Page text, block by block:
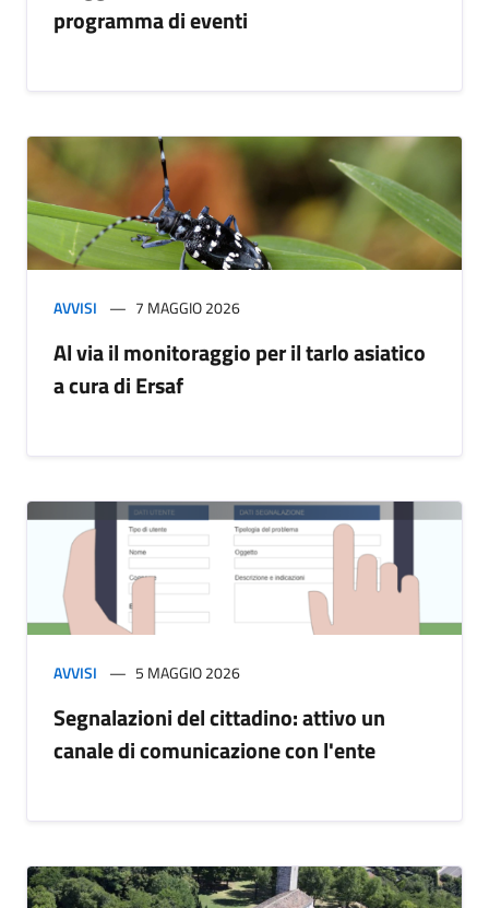
programma di eventi
AVVISI 7 MAGGIO 2026
Al via il monitoraggio per il tarlo asiatico
a cura di Ersaf
AVVISI 5 MAGGIO 2026
Segnalazioni del cittadino: attivo un
canale di comunicazione con l'ente